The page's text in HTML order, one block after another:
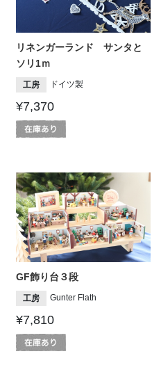
リネンガーランド サンタと
ソリ1ｍ
工房 ドイツ製
¥7,370
GF飾り台３段
工房 Gunter Flath
¥7,810